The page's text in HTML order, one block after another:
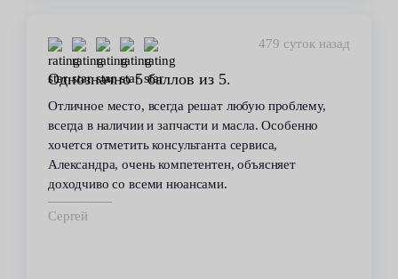
450 суток назад
Стабильное качество
В течение 6 лет пользуюсь услугами данного
сервиса. Высокий профессионализм персонала
всегда помогал решить возникающие с
автомобилем проблемы. Все работы по
техобслуживанию проводились качественно и в
срок.